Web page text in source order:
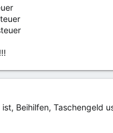
Beihilfen, Taschengeld